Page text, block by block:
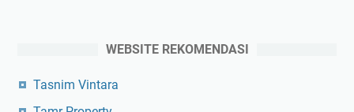
WEBSITE REKOMENDASI
Tasnim Vintara